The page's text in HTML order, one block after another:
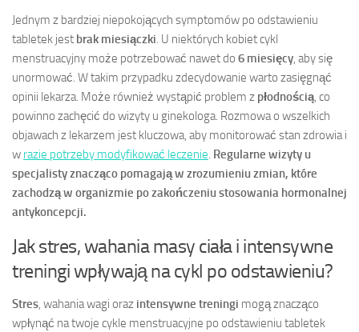
Jednym z bardziej niepokojących symptomów po odstawieniu
tabletek jest brak miesiączki. U niektórych kobiet cykl
menstruacyjny może potrzebować nawet do 6 miesięcy, aby się
unormować. W takim przypadku zdecydowanie warto zasięgnąć
opinii lekarza. Może również wystąpić problem z płodnością, co
powinno zachęcić do wizyty u ginekologa. Rozmowa o wszelkich
objawach z lekarzem jest kluczowa, aby monitorować stan zdrowia i
w razie potrzeby modyfikować leczenie. Regularne wizyty u
specjalisty znacząco pomagają w zrozumieniu zmian, które
zachodzą w organizmie po zakończeniu stosowania hormonalnej
antykoncepcji.
Jak stres, wahania masy ciała i intensywne
treningi wpływają na cykl po odstawieniu?
Stres, wahania wagi oraz intensywne treningi mogą znacząco
wpłynąć na twoje cykle menstruacyjne po odstawieniu tabletek